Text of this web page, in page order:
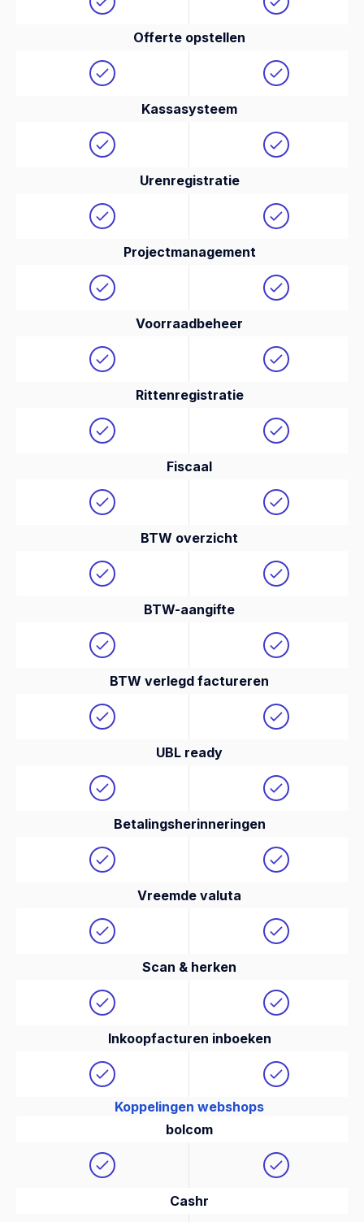
Offerte opstellen
Kassasysteem
Urenregistratie
Projectmanagement
Voorraadbeheer
Rittenregistratie
Fiscaal
BTW overzicht
BTW-aangifte
BTW verlegd factureren
UBL ready
Betalingsherinneringen
Vreemde valuta
Scan & herken
Inkoopfacturen inboeken
Koppelingen webshops
bolcom
Cashr